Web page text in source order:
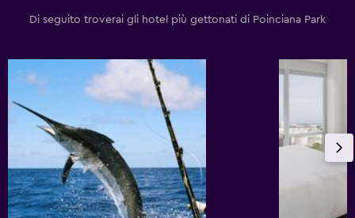
Di seguito troverai gli hotel più gettonati di Poinciana Park